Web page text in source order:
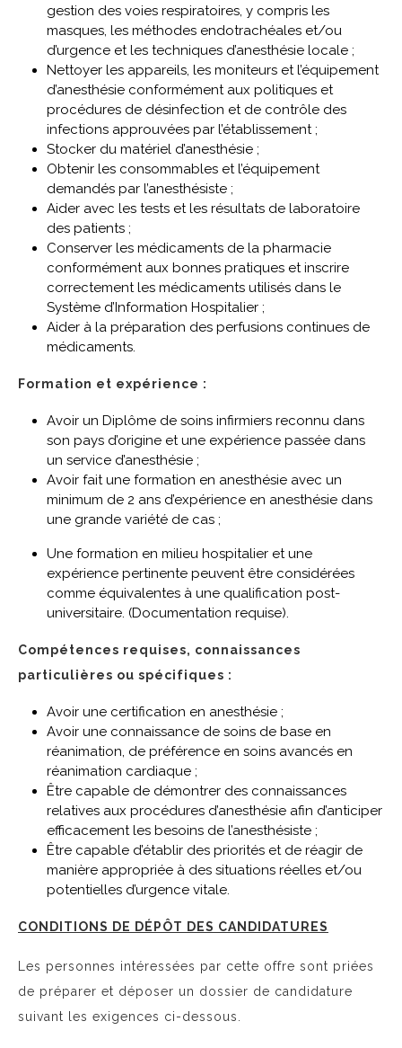
gestion des voies respiratoires, y compris les
masques, les méthodes endotrachéales et/ou
d’urgence et les techniques d’anesthésie locale ;
Nettoyer les appareils, les moniteurs et l’équipement
d’anesthésie conformément aux politiques et
procédures de désinfection et de contrôle des
infections approuvées par l’établissement ;
Stocker du matériel d’anesthésie ;
Obtenir les consommables et l’équipement
demandés par l’anesthésiste ;
Aider avec les tests et les résultats de laboratoire
des patients ;
Conserver les médicaments de la pharmacie
conformément aux bonnes pratiques et inscrire
correctement les médicaments utilisés dans le
Système d’Information Hospitalier ;
Aider à la préparation des perfusions continues de
médicaments.
Formation et expérience :
Avoir un Diplôme de soins infirmiers reconnu dans
son pays d’origine et une expérience passée dans
un service d’anesthésie ;
Avoir fait une formation en anesthésie avec un
minimum de 2 ans d’expérience en anesthésie dans
une grande variété de cas ;
Une formation en milieu hospitalier et une
expérience pertinente peuvent être considérées
comme équivalentes à une qualification post-
universitaire. (Documentation requise).
Compétences requises, connaissances
particulières ou spécifiques :
Avoir une certification en anesthésie ;
Avoir une connaissance de soins de base en
réanimation, de préférence en soins avancés en
réanimation cardiaque ;
Être capable de démontrer des connaissances
relatives aux procédures d’anesthésie afin d’anticiper
efficacement les besoins de l’anesthésiste ;
Être capable d’établir des priorités et de réagir de
manière appropriée à des situations réelles et/ou
potentielles d’urgence vitale.
CONDITIONS DE DÉPÔT DES CANDIDATURES
Les personnes intéressées par cette offre sont priées
de préparer et déposer un dossier de candidature
suivant les exigences ci-dessous.